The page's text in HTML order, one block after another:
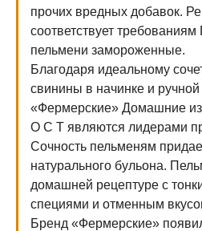
прочих вредных добавок.
соответствует
пельмени замороженные.
Благодаря идеальному
свинины в начинке и
«Фермерские» Домашние
О С Т являются лидерами
Сочность пельменям
натурального бульона.
домашней рецептуре с
специями и отменным
Бренд «Фермерские»